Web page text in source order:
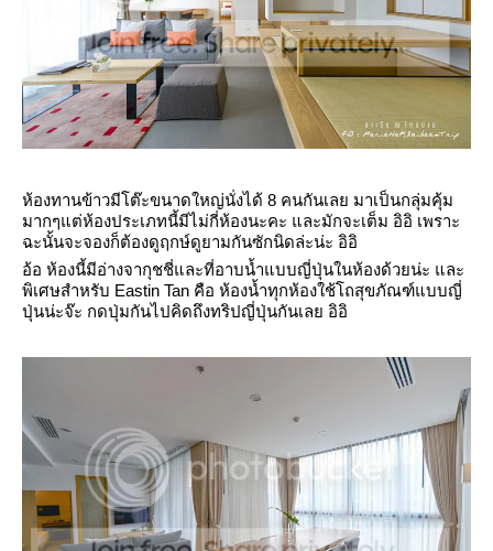
ห้องทานข้าวมีโต๊ะขนาดใหญ่นั่งได้ 8 คนกันเลย มาเป็นกลุ่มคุ้ม
มากๆแต่ห้องประเภทนี้มีไม่กี่ห้องนะคะ และมักจะเต็ม อิอิ เพราะ
ฉะนั้นจะจองก็ต้องดูฤกษ์ดูยามกันซักนิดล่ะน่ะ อิอิ
อ้อ ห้องนี้มีอ่างจากุชชี่และที่อาบน้ำแบบญี่ปุ่นในห้องด้วยน่ะ และ
พิเศษสำหรับ Eastin Tan คือ ห้องน้ำทุกห้องใช้โถสุขภัณฑ์แบบญี่
ปุ่นน่ะจ๊ะ กดปุ่มกันไปคิดถึงทริปญี่ปุ่นกันเลย อิอิ